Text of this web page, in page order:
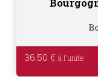
36.50 €